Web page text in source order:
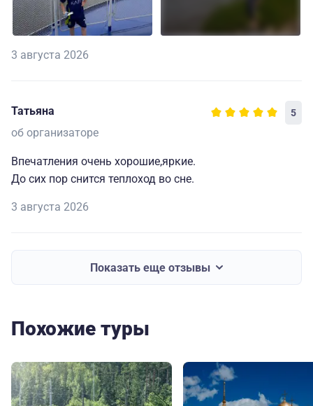
3 августа 2026
Татьяна 5
об организаторе
Впечатления очень хорошие,яркие.
До сих пор снится теплоход во сне.
3 августа 2026
Показать еще отзывы
Похожие туры